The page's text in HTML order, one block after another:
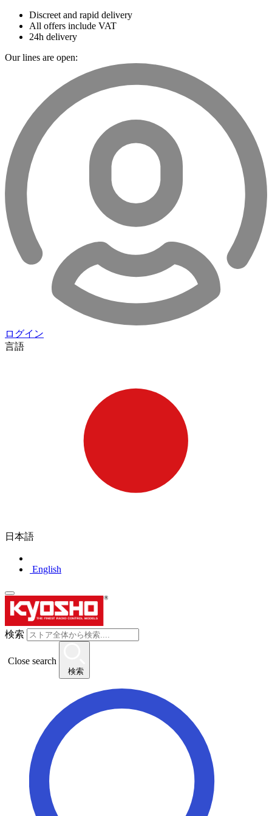
Discreet and rapid delivery
All offers include VAT
24h delivery
Our lines are open:
ログイン
言語
日本語
English
検索
Close search
検索